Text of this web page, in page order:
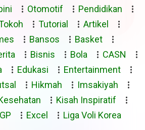
Otomotif
Pendidikan
Tutorial
Artikel
Bansos
Basket
Bisnis Bola
CASN
Edukasi
Entertainment
Hikmah
Imsakiyah
Kisah Inspiratif
Excel Liga Voli Korea